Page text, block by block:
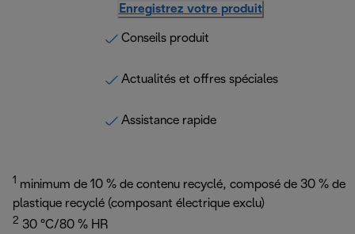
Enregistrez votre produit
Conseils produit
Actualités et offres spéciales
Assistance rapide
1 minimum de 10 % de contenu recyclé, composé de 30 % de
plastique recyclé (composant électrique exclu)
2 30 °C/80 % HR